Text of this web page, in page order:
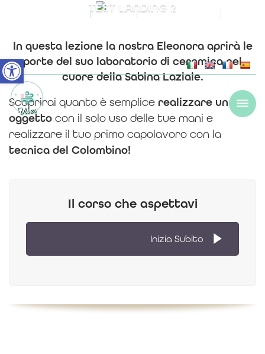
Open toolbar
| BLOG | COMING SOON
TEST LANDING 2
In questa lezionela nostra Eleonoraaprirà le
porte del suo laboratorio di ceramicanel
cuore dellaSabina Laziale.
Scoprirai quanto è semplice realizzare un
oggetto con il solo uso delle tue mani e
realizzare il tuo primo capolavoro con la
tecnica del Colombino!
Il corso che aspettavi
Inizia Subito